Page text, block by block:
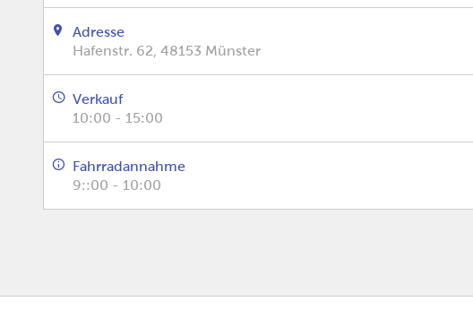
Adresse
Hafenstr. 62, 48153 Münster
Verkauf
10:00 - 15:00
Fahrradannahme
9::00 - 10:00